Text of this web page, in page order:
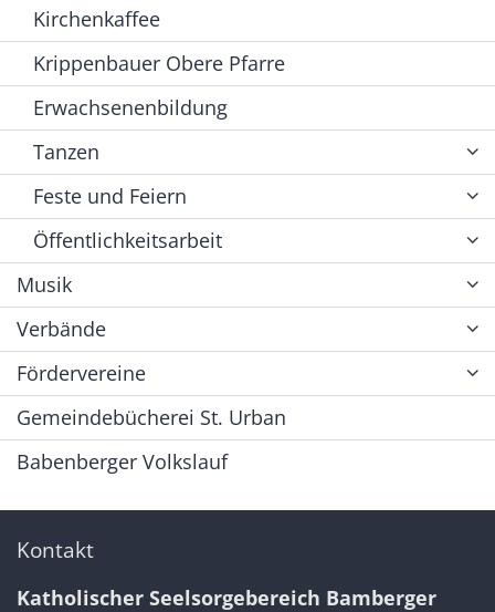
Kirchenkaffee
Krippenbauer Obere Pfarre
Erwachsenenbildung
Tanzen
Feste und Feiern
Öffentlichkeitsarbeit
Musik
Verbände
Fördervereine
Gemeindebücherei St. Urban
Babenberger Volkslauf
Kontakt
Katholischer Seelsorgebereich Bamberger